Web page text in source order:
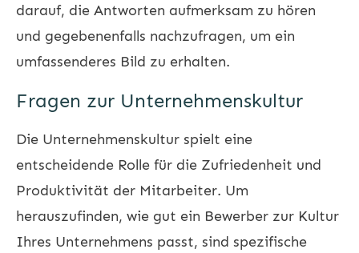
darauf, die Antworten aufmerksam zu hören
und gegebenenfalls nachzufragen, um ein
umfassenderes Bild zu erhalten.
Fragen zur Unternehmenskultur
Die Unternehmenskultur spielt eine
entscheidende Rolle für die Zufriedenheit und
Produktivität der Mitarbeiter. Um
herauszufinden, wie gut ein Bewerber zur Kultur
Ihres Unternehmens passt, sind spezifische